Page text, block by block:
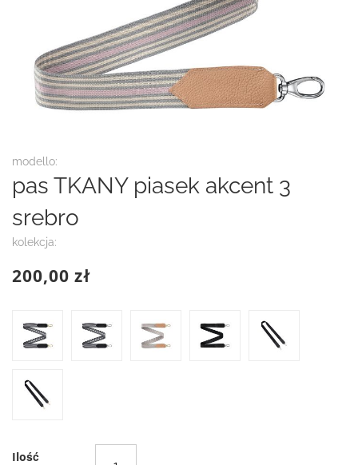
modello:
pas TKANY piasek akcent 3
srebro
kolekcja:
200,00 zł
Ilość
Przejdź
początek